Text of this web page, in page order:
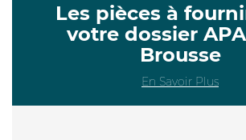
Les pièces à
votre dossier
Brousse
En Savoir Plus